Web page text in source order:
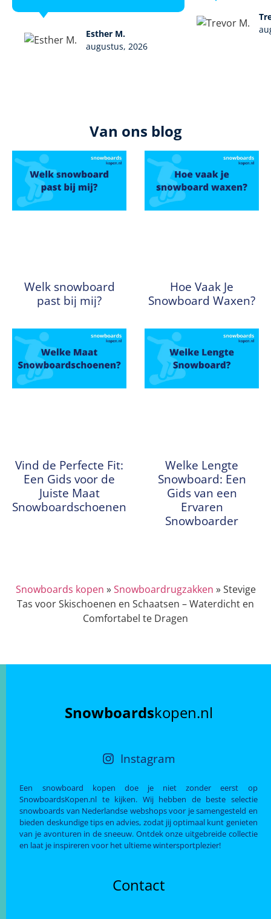
Esther M.
augustus, 2026
Van ons blog
Welk snowboard
past bij mij?
Hoe Vaak Je
Snowboard Waxen?
Vind de Perfecte Fit:
Een Gids voor de
Juiste Maat
Snowboardschoenen
Welke Lengte
Snowboard: Een
Gids van een
Ervaren
Snowboarder
Snowboards kopen »Snowboardrugzakken »Stevige
Tas voor Skischoenen en Schaatsen – Waterdicht en
Comfortabel te Dragen
Snowboardskopen.nl
Instagram
Een snowboard kopen doe je niet zonder eerst op
SnowboardsKopen.nl te kijken. Wij hebben de beste selectie
snowboards van Nederlandse webshops voor je samengesteld en
bieden deskundige tips en advies, zodat jij optimaal kunt genieten
van je avonturen in de sneeuw. Ontdek onze uitgebreide collectie
en laat je inspireren voor het ultieme wintersportplezier!
Contact